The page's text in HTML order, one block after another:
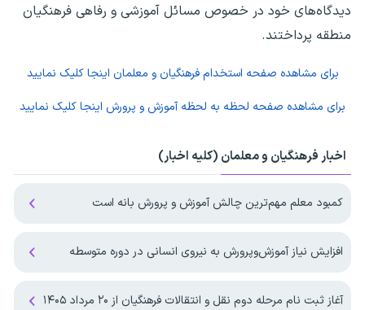
دیدگاه‌های خود در خصوص مسائل آموزشی و رفاهی فرهنگیان
منطقه پرداختند.
برای مشاهده صفحه استخدام فرهنگیان و معلمان اینجا کلیک نمایید
برای مشاهده صفحه لحظه به لحظه آموزش و پرورش اینجا کلیک نمایید
اخبار فرهنگیان و معلمان (کلیه اخبار)
کمبود معلم مهم‌ترین چالش آموزش و پرورش بانه است
افزایش نیاز آموزش‌وپرورش به نیروی انسانی در دوره متوسطه
آغاز ثبت نام مرحله دوم نقل و انتقالات فرهنگیان از ۲۰ مرداد ۱۴۰۵